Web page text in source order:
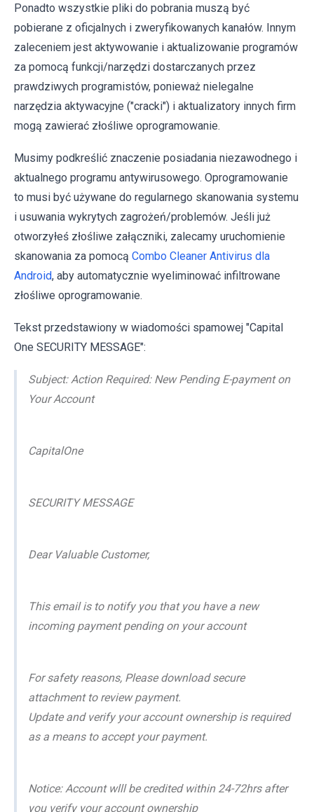
Ponadto wszystkie pliki do pobrania muszą być
pobierane z oficjalnych i zweryfikowanych kanałów. Innym
zaleceniem jest aktywowanie i aktualizowanie programów
za pomocą funkcji/narzędzi dostarczanych przez
prawdziwych programistów, ponieważ nielegalne
narzędzia aktywacyjne ("cracki") i aktualizatory innych firm
mogą zawierać złośliwe oprogramowanie.
Musimy podkreślić znaczenie posiadania niezawodnego i
aktualnego programu antywirusowego. Oprogramowanie
to musi być używane do regularnego skanowania systemu
i usuwania wykrytych zagrożeń/problemów. Jeśli już
otworzyłeś złośliwe załączniki, zalecamy uruchomienie
skanowania za pomocą Combo Cleaner Antivirus dla
Android, aby automatycznie wyeliminować infiltrowane
złośliwe oprogramowanie.
Tekst przedstawiony w wiadomości spamowej "Capital
One SECURITY MESSAGE":
Subject: Action Required: New Pending E-payment on
Your Account
CapitalOne
SECURITY MESSAGE
Dear Valuable Customer,
This email is to notify you that you have a new
incoming payment pending on your account
For safety reasons, Please download secure
attachment to review payment.
Update and verify your account ownership is required
as a means to accept your payment.
Notice: Account wlll be credited within 24-72hrs after
you verify your account ownership